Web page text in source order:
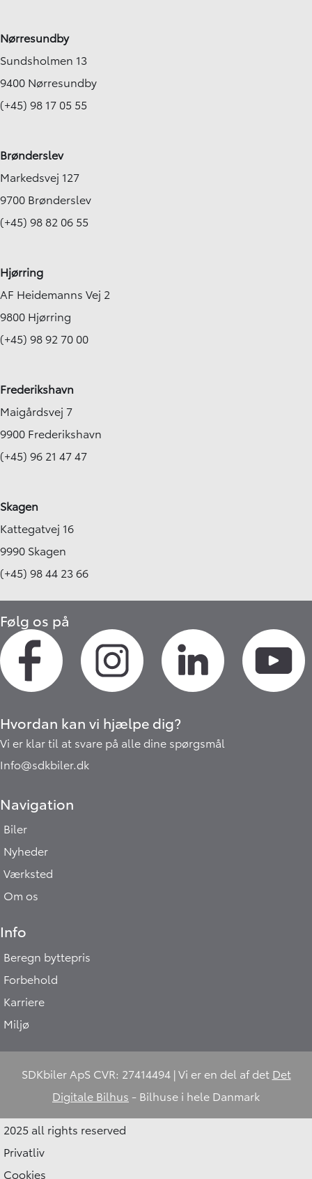
Nørresundby
Sundsholmen 13
9400 Nørresundby
(+45) 98 17 05 55
Brønderslev
Markedsvej 127
9700 Brønderslev
(+45) 98 82 06 55
Hjørring
AF Heidemanns Vej 2
9800 Hjørring
(+45) 98 92 70 00
Frederikshavn
Maigårdsvej 7
9900 Frederikshavn
(+45) 96 21 47 47
Skagen
Kattegatvej 16
9990 Skagen
(+45) 98 44 23 66
Følg os på
Hvordan kan vi hjælpe dig?
Vi er klar til at svare på alle dine spørgsmål
Info@sdkbiler.dk
Navigation
Biler
Nyheder
Værksted
Om os
Info
Beregn byttepris
Forbehold
Karriere
Miljø
SDKbiler ApS CVR: 27414494 | Vi er en del af det Det
Digitale Bilhus - Bilhuse i hele Danmark
2025 all rights reserved
Privatliv
Cookies